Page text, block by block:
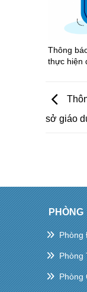
Thông
thực hiện
sở giáo
PHÒNG
Phòng
Phòng
Phòng